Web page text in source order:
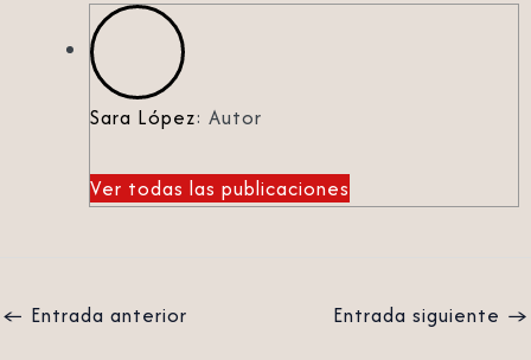
Sara López: Autor
Ver todas las publicaciones
← Entrada anterior Entrada siguiente →